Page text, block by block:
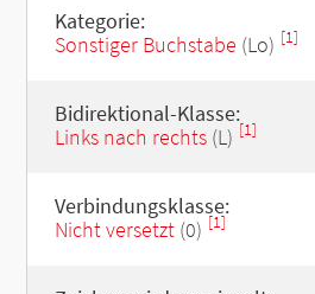
Kategorie:
Sonstiger Buchstabe (Lo) [1]
Bidirektional-Klasse:
Links nach rechts(L) [1]
Verbindungsklasse:
Nicht versetzt(0) [1]